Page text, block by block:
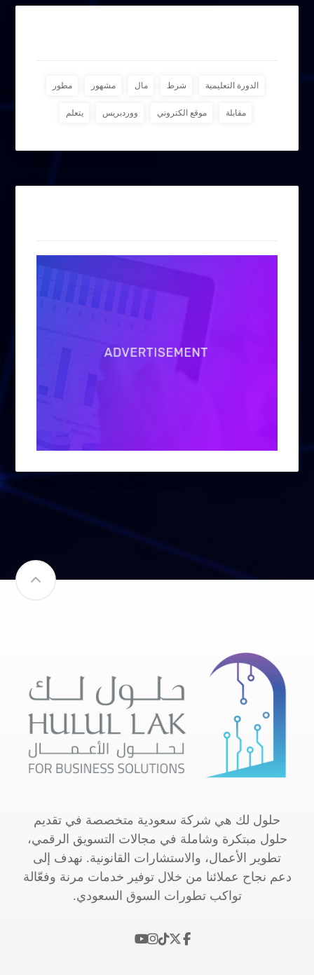
الدورة التعليمية شرط مال مشهور مطور
مقابلة موقع الكتروني ووردبريس يتعلم
حلول لك هي شركة سعودية متخصصة في تقديم
حلول مبتكرة وشاملة في مجالات التسويق الرقمي،
تطوير الأعمال، والاستشارات القانونية. نهدف إلى
دعم نجاح عملائنا من خلال توفير خدمات مرنة وفعّالة
تواكب تطورات السوق السعودي.